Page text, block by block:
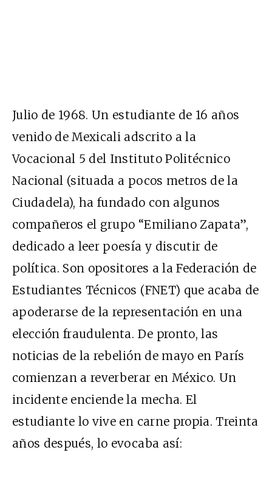
Julio de 1968. Un estudiante de 16 años
venido de Mexicali adscrito a la
Vocacional 5 del Instituto Politécnico
Nacional (situada a pocos metros de la
Ciudadela), ha fundado con algunos
compañeros el grupo “Emiliano Zapata”,
dedicado a leer poesía y discutir de
política. Son opositores a la Federación de
Estudiantes Técnicos (FNET) que acaba de
apoderarse de la representación en una
elección fraudulenta. De pronto, las
noticias de la rebelión de mayo en París
comienzan a reverberar en México. Un
incidente enciende la mecha. El
estudiante lo vive en carne propia. Treinta
años después, lo evocaba así: